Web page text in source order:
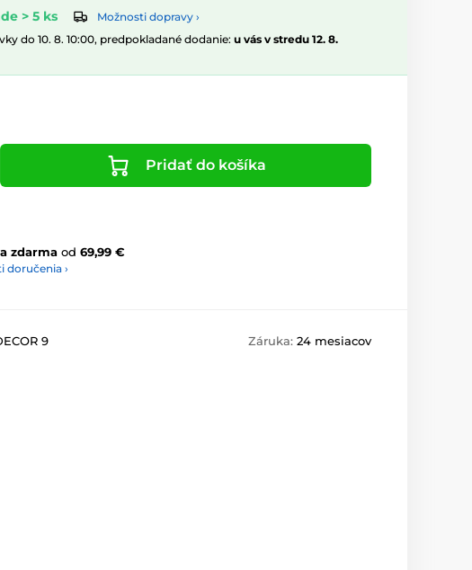
> 5 ks
Možnosti dopravy ›
do 10. 8. 10:00, predpokladané dodanie: u vás v stredu 12. 8.
Pridať do košíka
zdarma od 69,99 €
doručenia ›
9 Záruka: 24 mesiacov